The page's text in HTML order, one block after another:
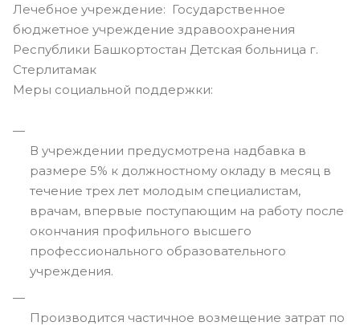
Лечебное учреждение: Государственное
бюджетное учреждение здравоохранения
Республики Башкортостан Детская больница г.
Стерлитамак
Меры социальной поддержки:
В учреждении предусмотрена надбавка в
размере 5% к должностному окладу в месяц в
течение трех лет молодым специалистам,
врачам, впервые поступающим на работу после
окончания профильного высшего
профессионального образовательного
учреждения.
Производится частичное возмещение затрат по